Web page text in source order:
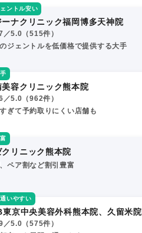
ントル安い
ーナクリニック福岡博多天神院
／5.0（515件）
ジェントルを低価格で提供する大手
美容クリニック熊本院
／5.0（962件）
ぎて予約取りにくい店舗も
クリニック熊本院
ペア割など割引豊富
いやすい
東京中央美容外科熊本院、久留米院
／5.0（575件）